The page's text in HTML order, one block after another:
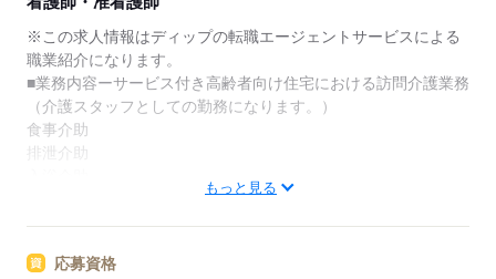
日本最大級の求人情報の中からぴったりな求人をご紹
介。
履歴書作成のアドバイスや面接日の調整だけでなく、
お給料、お休み、入職時期の交渉もサポートします。
【もちろん無料】
費用は一切かかりません。
※この求人情報はディップの転職エージェントサービスによる
職業紹介になります。
■業務内容ーサービス付き高齢者向け住宅における訪問介護業務
（介護スタッフとしての勤務になります。）
食事介助
排泄介助
生活支援（清掃、洗濯、買い物など） など
喀痰吸引・経管栄養（資格を取得していただきます。）
もっと見る
応募資格